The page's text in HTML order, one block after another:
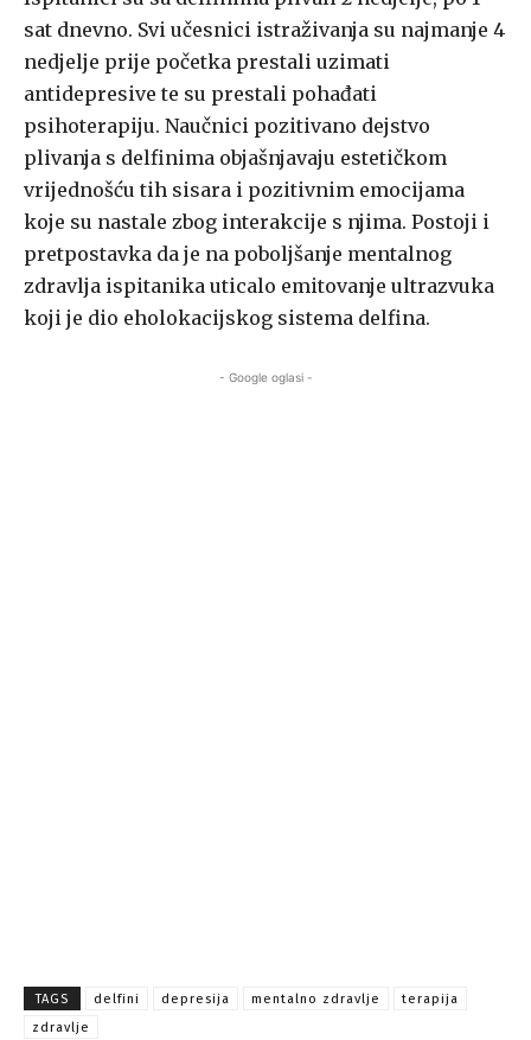
sat dnevno. Svi učesnici istraživanja su najmanje 4
nedjelje prije početka prestali uzimati
antidepresive te su prestali pohađati
psihoterapiju. Naučnici pozitivano dejstvo
plivanja s delfinima objašnjavaju estetičkom
vrijednošću tih sisara i pozitivnim emocijama
koje su nastale zbog interakcije s njima. Postoji i
pretpostavka da je na poboljšanje mentalnog
zdravlja ispitanika uticalo emitovanje ultrazvuka
koji je dio eholokacijskog sistema delfina.
- Google oglasi -
TAGS delfini depresija mentalno zdravlje
terapija
zdravlje